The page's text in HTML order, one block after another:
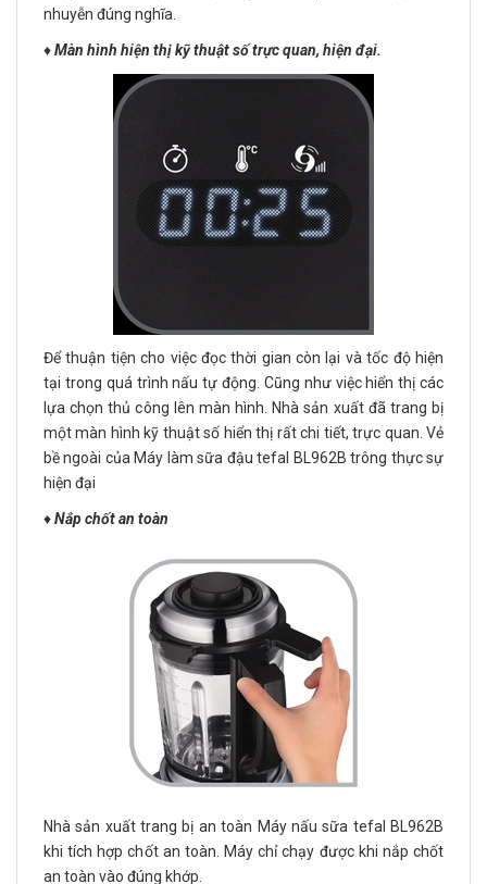
nhuyễn đúng nghĩa.
♦️Màn hình hiện thị kỹ thuật số trực quan, hiện đại.
Để thuận tiện cho việc đọc thời gian còn lại và tốc độ hiện
tại trong quá trình nấu tự động. Cũng như việc hiển thị các
lựa chọn thủ công lên màn hình. Nhà sản xuất đã trang bị
một màn hình kỹ thuật số hiển thị rất chi tiết, trực quan. Vẻ
bề ngoài của Máy làm sữa đậu tefal BL962B trông thực sự
hiện đại
♦️Nắp chốt an toàn
Nhà sản xuất trang bị an toàn Máy nấu sữa tefal BL962B
khi tích hợp chốt an toàn. Máy chỉ chạy được khi nắp chốt
an toàn vào đúng khớp.